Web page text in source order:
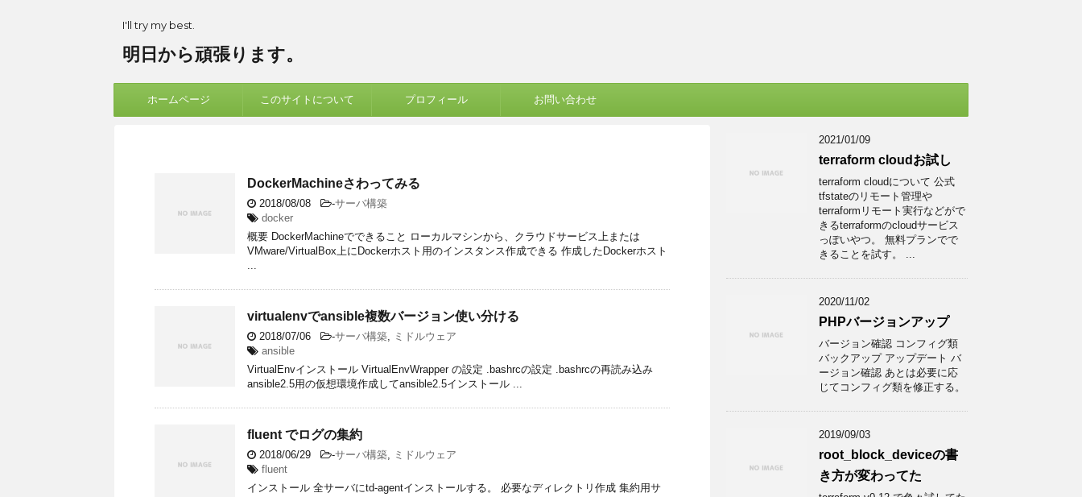
I'll try my best.
明日から頑張ります。
ホームページ このサイトについて プロフィール お問い合わせ
DockerMachineさわってみる
2018/08/08 -サーバ構築
docker
概要 DockerMachineでできること ローカルマシンから、クラウドサービス上または
VMware/VirtualBox上にDockerホスト用のインスタンス作成できる 作成したDockerホスト
virtualenvでansible複数バージョン使い分ける
2018/07/06 -サーバ構築
ミドルウェア
ansible
VirtualEnvインストール VirtualEnvWrapper の設定 .bashrcの設定 .bashrcの再読み込み
ansible2.5用の仮想環境作成してansible2.5インストール ...
fluent でログの集約
2018/06/29 -サーバ構築
ミドルウェア
fluent
インストール 全サーバにtd-agentインストールする。 必要なディレクトリ作成 集約用サ
2021/01/09
terraform cloudお試し
terraform cloudについて 公式
tfstateのリモート管理や
terraformリモート実行などがで
きるterraformのcloudサービス
っぽいやつ。 無料プランでで
きることを試す。 ...
2020/11/02
PHPバージョンアップ
バージョン確認 コンフィグ類
バックアップ アップデート バ
ージョン確認 あとは必要に応
じてコンフィグ類を修正する。
2019/09/03
root_block_deviceの書
き方が変わってた